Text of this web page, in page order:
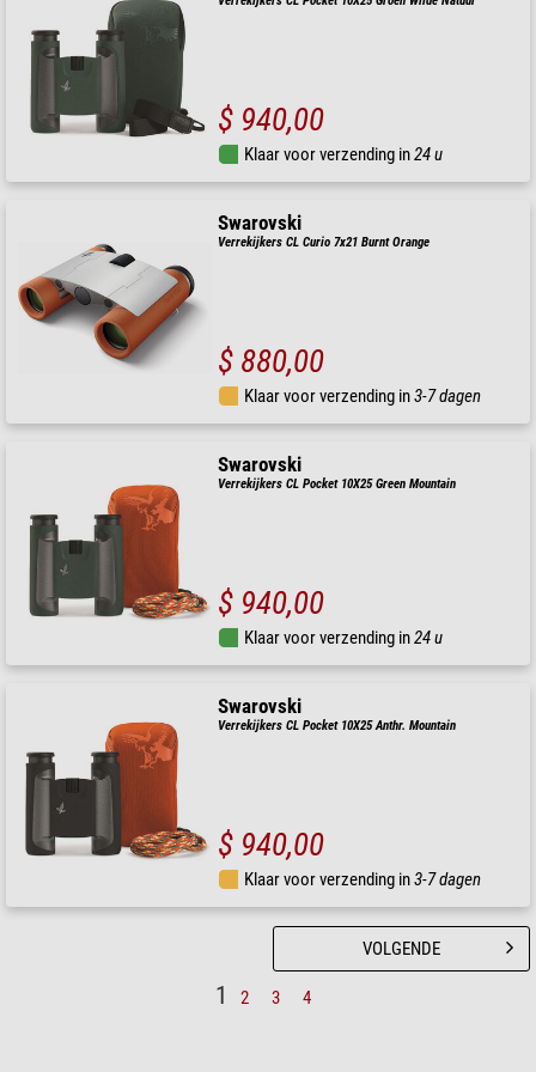
$ 940,00
Klaar voor verzending in24 u
Swarovski
Verrekijkers CL Curio 7x21 Burnt Orange
$ 880,00
Klaar voor verzending in3-7 dagen
Swarovski
Verrekijkers CL Pocket 10X25 Green Mountain
$ 940,00
Klaar voor verzending in24 u
Swarovski
Verrekijkers CL Pocket 10X25 Anthr. Mountain
$ 940,00
Klaar voor verzending in3-7 dagen
1 2 3 4
VOLGENDE